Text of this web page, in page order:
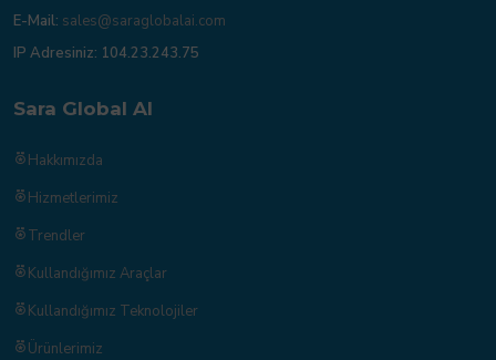
E-Mail: sales@saraglobalai.com
IP Adresiniz: 104.23.243.75
Sara Global AI
Hakkımızda
Hizmetlerimiz
Trendler
Kullandığımız Araçlar
Kullandığımız Teknolojiler
Ürünlerimiz